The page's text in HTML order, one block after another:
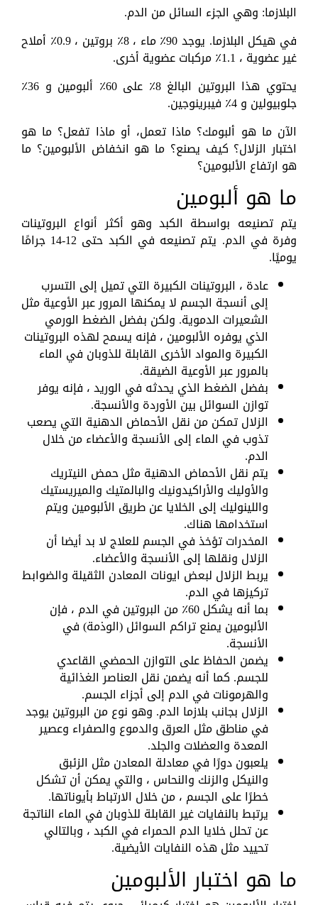
البلازما: وهي الجزء السائل من الدم.
في هيكل البلازما. يوجد 90٪ ماء ، 8٪ بروتين ، 0.9٪ أملاح
غير عضوية ، 1.1٪ مركبات عضوية أخرى.
يحتوي هذا البروتين البالغ 8٪ على 60٪ ألبومين و 36٪
جلوبيولين و 4٪ فيبرينوجين.
الآن ما هو ألبومك؟ ماذا تعمل، أو ماذا تفعل؟ ما هو
اختبار الزلال؟ كيف يصنع؟ ما هو انخفاض الألبومين؟ ما
هو ارتفاع الألبومين؟
ما هو ألبومين
يتم تصنيعه بواسطة الكبد وهو أكثر أنواع البروتينات
وفرة في الدم. يتم تصنيعه في الكبد حتى 12-14 جرامًا
يوميًا.
عادة ، البروتينات الكبيرة التي تميل إلى التسرب
إلى أنسجة الجسم لا يمكنها المرور عبر الأوعية مثل
الشعيرات الدموية. ولكن بفضل الضغط الورمي
الذي يوفره الألبومين ، فإنه يسمح لهذه البروتينات
الكبيرة والمواد الأخرى القابلة للذوبان في الماء
بالمرور عبر الأوعية الضيقة.
بفضل الضغط الذي يحدثه في الوريد ، فإنه يوفر
توازن السوائل بين الأوردة والأنسجة.
الزلال تمكن من نقل الأحماض الدهنية التي يصعب
تذوب في الماء إلى الأنسجة والأعضاء من خلال
الدم.
يتم نقل الأحماض الدهنية مثل حمض النيتريك
والأوليك والأراكيدونيك والبالمتيك والميريستيك
واللينوليك إلى الخلايا عن طريق الألبومين ويتم
استخدامها هناك.
المخدرات تؤخذ في الجسم للعلاج لا بد أيضا أن
الزلال ونقلها إلى الأنسجة والأعضاء.
يربط الزلال لبعض ايونات المعادن الثقيلة والضوابط
تركيزها في الدم.
بما أنه يشكل 60٪ من البروتين في الدم ، فإن
الألبومين يمنع تراكم السوائل (الوذمة) في
الأنسجة.
يضمن الحفاظ على التوازن الحمضي القاعدي
للجسم. كما أنه يضمن نقل العناصر الغذائية
والهرمونات في الدم إلى أجزاء الجسم.
الزلال بجانب بلازما الدم. وهو نوع من البروتين يوجد
في مناطق مثل العرق والدموع والصفراء وعصير
المعدة والعضلات والجلد.
يلعبون دورًا في معادلة المعادن مثل الزئبق
والنيكل والزنك والنحاس ، والتي يمكن أن تشكل
خطرًا على الجسم ، من خلال الارتباط بأيوناتها.
يرتبط بالنفايات غير القابلة للذوبان في الماء الناتجة
عن تحلل خلايا الدم الحمراء في الكبد ، وبالتالي
تحييد مثل هذه النفايات الأيضية.
ما هو اختبار الألبومين